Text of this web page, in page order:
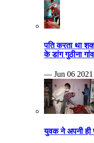
पति करता था
के डांग गुठीना
— Jun 06 2021
युवक ने अपनी ही